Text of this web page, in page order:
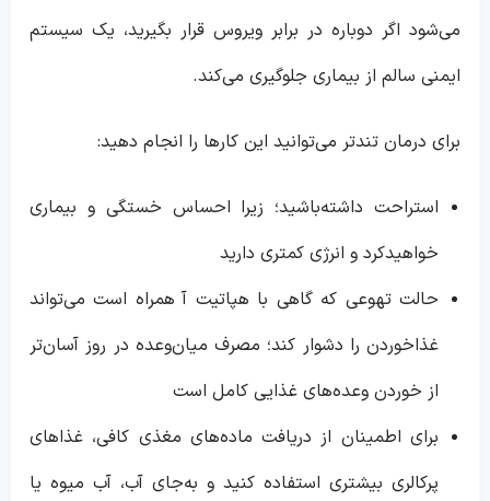
می‌شود اگر دوباره در برابر ویروس قرار بگیرید، یک سیستم
ایمنی سالم از بیماری جلوگیری می‌کند.
برای درمان تندتر می‌توانید این کارها را انجام دهید:
استراحت داشته‌باشید؛ زیرا احساس خستگی و بیماری
خواهیدکرد و انرژی کمتری دارید
حالت تهوعی که گاهی با هپاتیت آ همراه است می‌تواند
غذاخوردن را دشوار کند؛ مصرف میان‌وعده در روز آسان‌تر
از خوردن وعده‌های غذایی کامل است
برای اطمینان از دریافت ماده‌های مغذی کافی، غذاهای
پرکالری بیشتری استفاده کنید و به‌جای آب، آب میوه یا